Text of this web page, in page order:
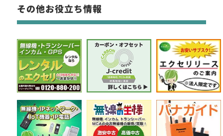
その他お役立ち情報